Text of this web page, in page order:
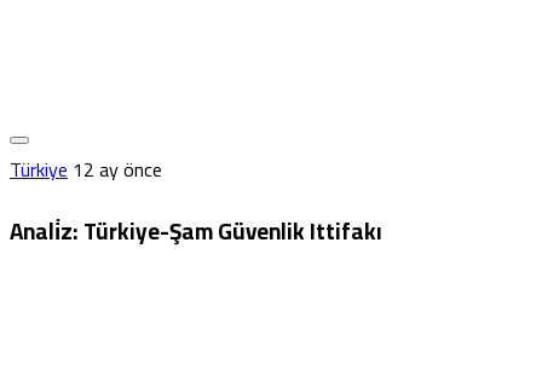
Türkiye12 ay önce
Anali̇z: Türkiye-Şam Güvenlik Ittifakı